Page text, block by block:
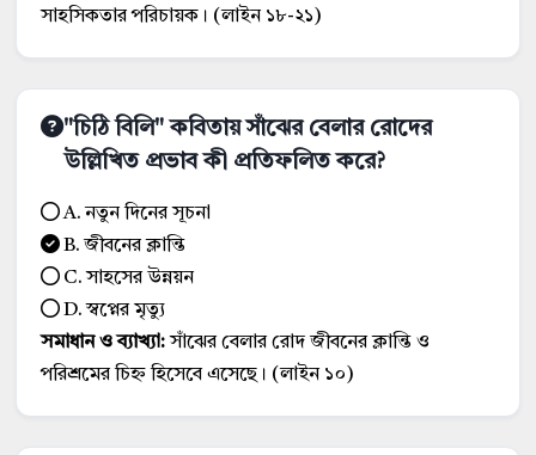
সাহসিকতার পরিচায়ক। (লাইন ১৮-২১)
"চিঠি বিলি" কবিতায় সাঁঝের বেলার রোদের
উল্লিখিত প্রভাব কী প্রতিফলিত করে?
A. নতুন দিনের সূচনা
B. জীবনের ক্লান্তি
C. সাহসের উন্নয়ন
D. স্বপ্নের মৃত্যু
সমাধান ও ব্যাখ্যা:সাঁঝের বেলার রোদ জীবনের ক্লান্তি ও
পরিশ্রমের চিহ্ন হিসেবে এসেছে। (লাইন ১০)